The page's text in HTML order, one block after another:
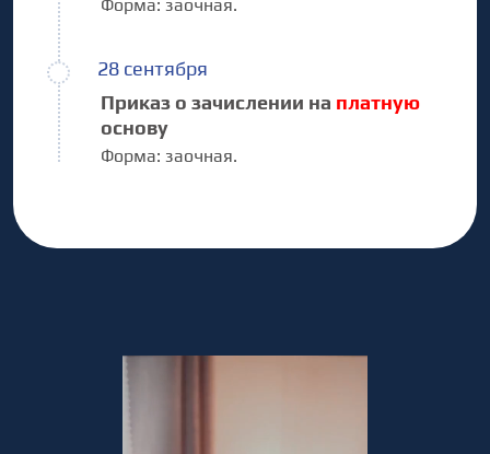
Форма: заочная.
28 сентября
Приказ о зачислении на платную
основу
Форма: заочная.